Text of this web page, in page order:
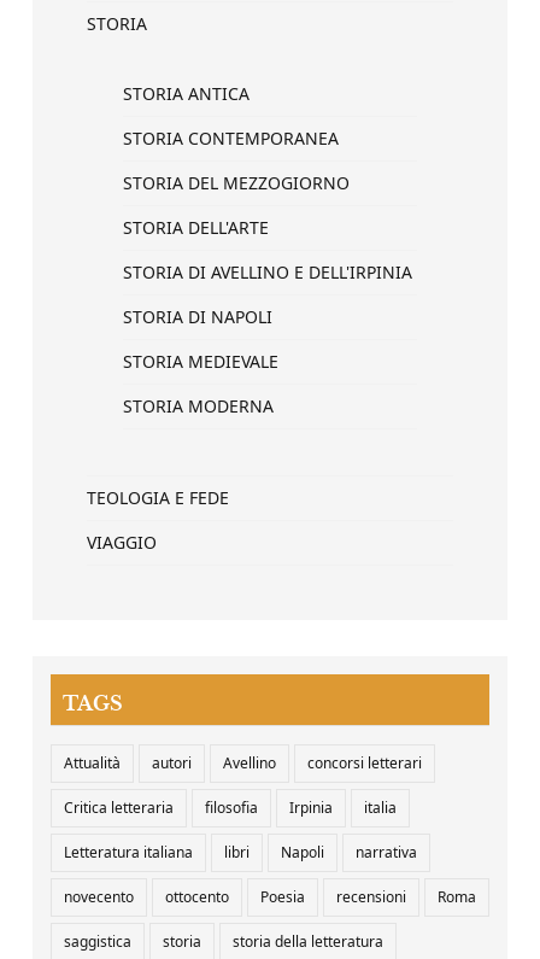
STORIA
STORIA ANTICA
STORIA CONTEMPORANEA
STORIA DEL MEZZOGIORNO
STORIA DELL'ARTE
STORIA DI AVELLINO E DELL'IRPINIA
STORIA DI NAPOLI
STORIA MEDIEVALE
STORIA MODERNA
TEOLOGIA E FEDE
VIAGGIO
TAGS
Attualità autori Avellino concorsi letterari
Critica letteraria filosofia Irpinia italia
Letteratura italiana libri Napoli narrativa
novecento ottocento Poesia recensioni Roma
saggistica storia storia della letteratura